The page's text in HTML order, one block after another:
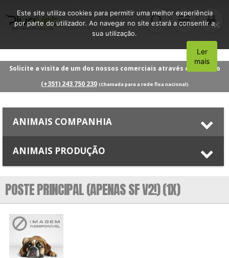
Solicite a visita de um dos nossos comerciais através do número
(+351) 243 750 230 (Chamada para a rede fixa nacional)
ANIMAIS COMPANHIA
ANIMAIS PRODUÇÃO
POSTE PRINCIPAL (APENAS SF V2!) (1X)
Este site utiliza cookies para permitir uma melhor experiência
por parte do utilizador. Ao navegar no site estará a consentir a
sua utilização.
Aceito
Ler
mais